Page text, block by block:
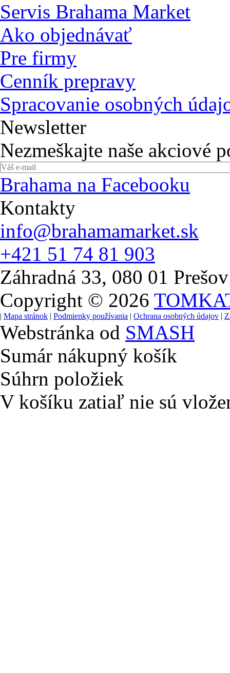
Servis Brahama Market
Ako objednávať
Pre firmy
Cenník prepravy
Spracovanie osobných
Newsletter
Nezmeškajte naše akciové
Brahama na Facebooku
Kontakty
info@brahamamarket.sk
+421 51 74 81 903
Záhradná 33, 080 01 Prešov
Copyright © 2026
| Mapa stránok | Podmienky používania | Ochrana osobných údajov |
Webstránka od SMASH
Sumár nákupný košík
Súhrn položiek
V košíku zatiaľ nie sú